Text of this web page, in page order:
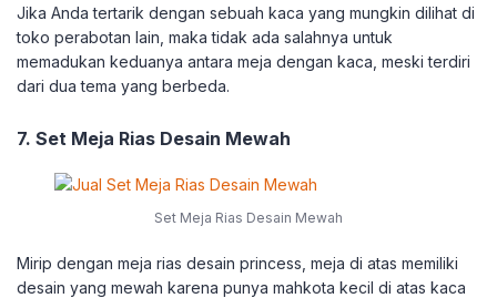
Jika Anda tertarik dengan sebuah kaca yang mungkin dilihat di
toko perabotan lain, maka tidak ada salahnya untuk
memadukan keduanya antara meja dengan kaca, meski terdiri
dari dua tema yang berbeda.
7. Set Meja Rias Desain Mewah
Set Meja Rias Desain Mewah
Mirip dengan meja rias desain princess, meja di atas memiliki
desain yang mewah karena punya mahkota kecil di atas kaca